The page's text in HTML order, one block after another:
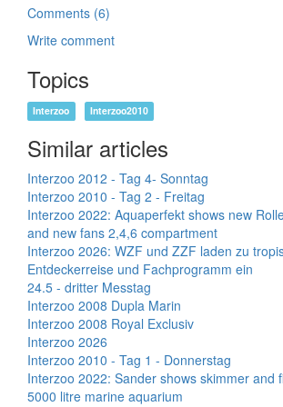
Comments (6)
Write comment
Topics
Interzoo Interzoo2010
Similar articles
Interzoo 2012 - Tag 4- Sonntag
Interzoo 2010 - Tag 2 - Freitag
Interzoo 2022: Aquaperfekt shows new
and new fans 2,4,6 compartment
Interzoo 2026: WZF und ZZF laden zu
Entdeckerreise und Fachprogramm ein
24.5 - dritter Messtag
Interzoo 2008 Dupla Marin
Interzoo 2008 Royal Exclusiv
Interzoo 2026
Interzoo 2010 - Tag 1 - Donnerstag
Interzoo 2022: Sander shows skimmer and
5000 litre marine aquarium